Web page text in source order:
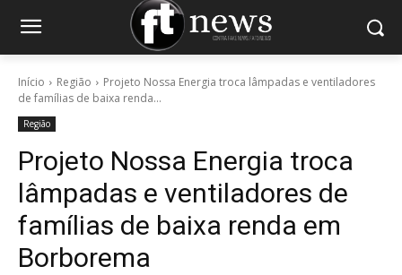
Início Região
Projeto Nossa Energia troca lâmpadas e ventiladores
de famílias de baixa renda...
Região
Projeto Nossa Energia troca
lâmpadas e ventiladores de
famílias de baixa renda em
Borborema